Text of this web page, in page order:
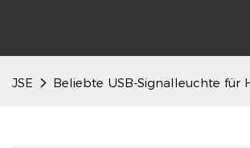
JSE Beliebte USB-Signalleuchte für